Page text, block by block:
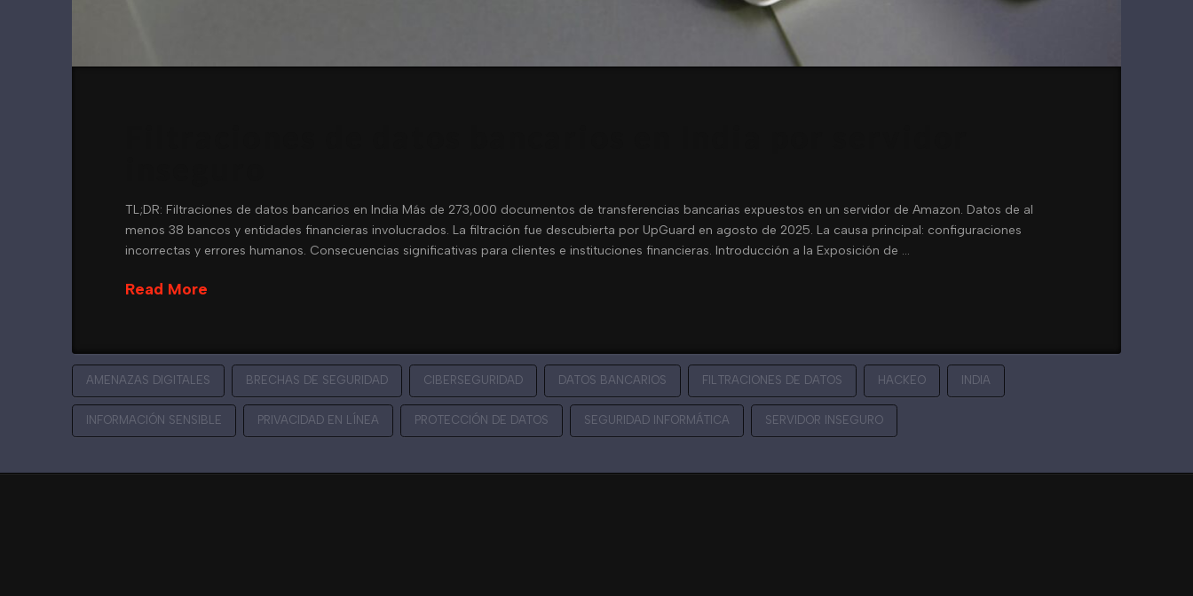
TL;DR: Filtraciones de datos bancarios en India Más de 273,000 documentos de transferencias bancarias expuestos en un servidor de Amazon. Datos de al
menos 38 bancos y entidades financieras involucrados. La filtración fue descubierta por UpGuard en agosto de 2025. La causa principal: configuraciones
incorrectas y errores humanos. Consecuencias significativas para clientes e instituciones financieras. Introducción a la Exposición de …
Read More
AMENAZAS DIGITALES BRECHAS DE SEGURIDAD CIBERSEGURIDAD DATOS BANCARIOS FILTRACIONES DE DATOS HACKEO INDIA
INFORMACIÓN SENSIBLE PRIVACIDAD EN LÍNEA PROTECCIÓN DE DATOS SEGURIDAD INFORMÁTICA SERVIDOR INSEGURO